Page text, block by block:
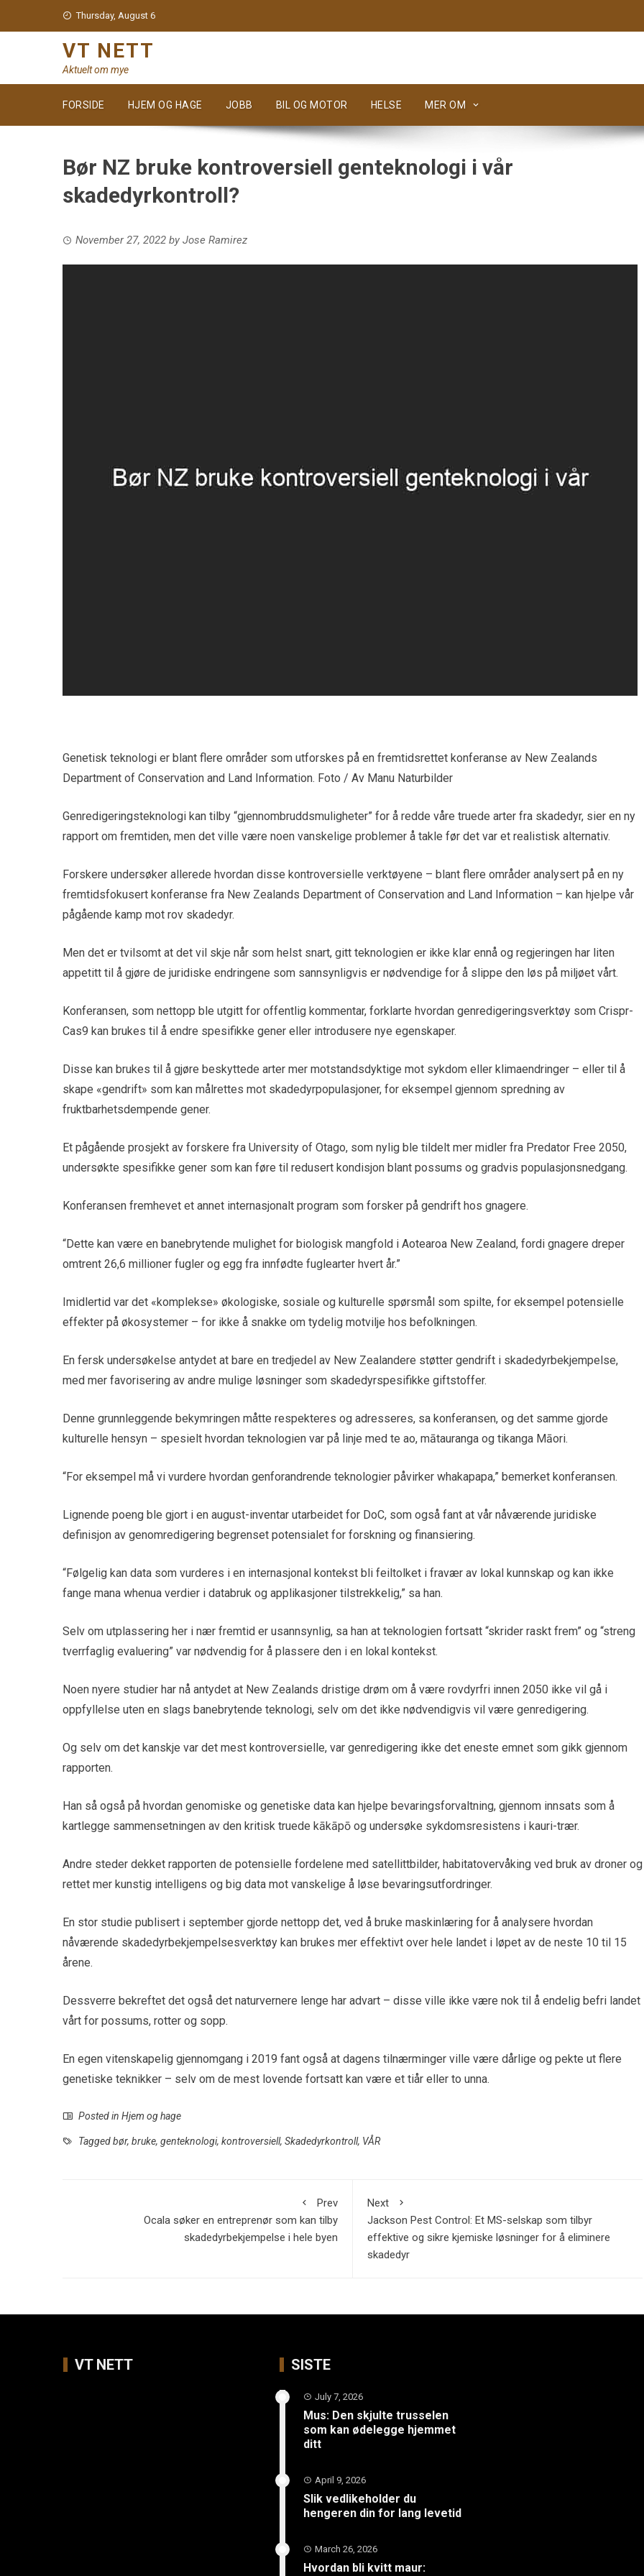
Thursday, August 6
VT NETT
Aktuelt om mye
FORSIDE HJEM OG HAGE JOBB BIL OG MOTOR HELSE MER OM
Bør NZ bruke kontroversiell genteknologi i vår
skadedyrkontroll?
November 27, 2022 by Jose Ramirez
Genetisk teknologi er blant flere områder som utforskes på en fremtidsrettet konferanse av New Zealands
Department of Conservation and Land Information. Foto / Av Manu Naturbilder
Genredigeringsteknologi kan tilby “gjennombruddsmuligheter” for å redde våre truede arter fra skadedyr, sier en ny
rapport om fremtiden, men det ville være noen vanskelige problemer å takle før det var et realistisk alternativ.
Forskere undersøker allerede hvordan disse kontroversielle verktøyene – blant flere områder analysert på en ny
fremtidsfokusert konferanse fra New Zealands Department of Conservation and Land Information – kan hjelpe vår
pågående kamp mot rov skadedyr.
Men det er tvilsomt at det vil skje når som helst snart, gitt teknologien er ikke klar ennå og regjeringen har liten
appetitt til å gjøre de juridiske endringene som sannsynligvis er nødvendige for å slippe den løs på miljøet vårt.
Konferansen, som nettopp ble utgitt for offentlig kommentar, forklarte hvordan genredigeringsverktøy som Crispr-
Cas9 kan brukes til å endre spesifikke gener eller introdusere nye egenskaper.
Disse kan brukes til å gjøre beskyttede arter mer motstandsdyktige mot sykdom eller klimaendringer – eller til å
skape «gendrift» som kan målrettes mot skadedyrpopulasjoner, for eksempel gjennom spredning av
fruktbarhetsdempende gener.
Et pågående prosjekt av forskere fra University of Otago, som nylig ble tildelt mer midler fra Predator Free 2050,
undersøkte spesifikke gener som kan føre til redusert kondisjon blant possums og gradvis populasjonsnedgang.
Konferansen fremhevet et annet internasjonalt program som forsker på gendrift hos gnagere.
“Dette kan være en banebrytende mulighet for biologisk mangfold i Aotearoa New Zealand, fordi gnagere dreper
omtrent 26,6 millioner fugler og egg fra innfødte fuglearter hvert år.”
Imidlertid var det «komplekse» økologiske, sosiale og kulturelle spørsmål som spilte, for eksempel potensielle
effekter på økosystemer – for ikke å snakke om tydelig motvilje hos befolkningen.
En fersk undersøkelse antydet at bare en tredjedel av New Zealandere støtter gendrift i skadedyrbekjempelse,
med mer favorisering av andre mulige løsninger som skadedyrspesifikke giftstoffer.
Denne grunnleggende bekymringen måtte respekteres og adresseres, sa konferansen, og det samme gjorde
kulturelle hensyn – spesielt hvordan teknologien var på linje med te ao, mātauranga og tikanga Māori.
“For eksempel må vi vurdere hvordan genforandrende teknologier påvirker whakapapa,” bemerket konferansen.
Lignende poeng ble gjort i en august-inventar utarbeidet for DoC, som også fant at vår nåværende juridiske
definisjon av genomredigering begrenset potensialet for forskning og finansiering.
“Følgelig kan data som vurderes i en internasjonal kontekst bli feiltolket i fravær av lokal kunnskap og kan ikke
fange mana whenua verdier i databruk og applikasjoner tilstrekkelig,” sa han.
Selv om utplassering her i nær fremtid er usannsynlig, sa han at teknologien fortsatt “skrider raskt frem” og “streng
tverrfaglig evaluering” var nødvendig for å plassere den i en lokal kontekst.
Noen nyere studier har nå antydet at New Zealands dristige drøm om å være rovdyrfri innen 2050 ikke vil gå i
oppfyllelse uten en slags banebrytende teknologi, selv om det ikke nødvendigvis vil være genredigering.
Og selv om det kanskje var det mest kontroversielle, var genredigering ikke det eneste emnet som gikk gjennom
rapporten.
Han så også på hvordan genomiske og genetiske data kan hjelpe bevaringsforvaltning, gjennom innsats som å
kartlegge sammensetningen av den kritisk truede kākāpō og undersøke sykdomsresistens i kauri-trær.
Andre steder dekket rapporten de potensielle fordelene med satellittbilder, habitatovervåking ved bruk av droner og
rettet mer kunstig intelligens og big data mot vanskelige å løse bevaringsutfordringer.
En stor studie publisert i september gjorde nettopp det, ved å bruke maskinlæring for å analysere hvordan
nåværende skadedyrbekjempelsesverktøy kan brukes mer effektivt over hele landet i løpet av de neste 10 til 15
årene.
Dessverre bekreftet det også det naturvernere lenge har advart – disse ville ikke være nok til å endelig befri landet
vårt for possums, rotter og sopp.
En egen vitenskapelig gjennomgang i 2019 fant også at dagens tilnærminger ville være dårlige og pekte ut flere
genetiske teknikker – selv om de mest lovende fortsatt kan være et tiår eller to unna.
Posted in Hjem og hage
Taggedbør, bruke, genteknologi, kontroversiell, Skadedyrkontroll, VÅR
Prev
Ocala søker en entreprenør som kan tilby
skadedyrbekjempelse i hele byen
Next
Jackson Pest Control: Et MS-selskap som tilbyr
effektive og sikre kjemiske løsninger for å eliminere
skadedyr
VT NETT SISTE
July 7, 2026
Mus: Den skjulte trusselen
som kan ødelegge hjemmet
ditt
April 9, 2026
Slik vedlikeholder du
hengeren din for lang levetid
March 26, 2026
Hvordan bli kvitt maur: